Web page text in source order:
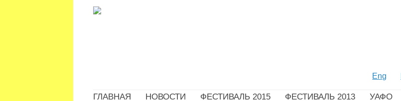
Eng
ГЛАВНАЯ НОВОСТИ ФЕСТИВАЛЬ 2015 ФЕСТИВАЛЬ 2013 УАФО